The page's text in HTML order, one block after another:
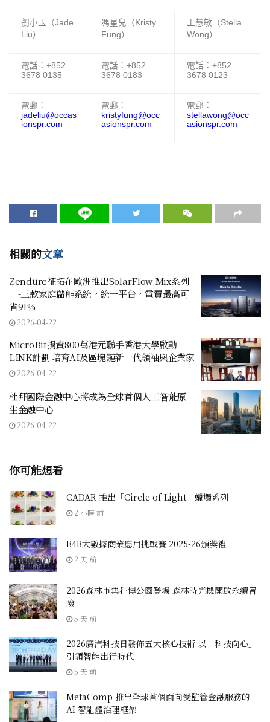
劉小玉（Jade
Liu）
馮星兒（Kristy
Fung）
王慧敏（Stella
Wong）
電話：+852
3678 0135
電話：+852
3678 0183
電話：+852
3678 0123
電郵：
jadeliu@occas
ionspr.com
電郵：
kristyfung@occ
asionspr.com
電郵：
stellawong@occ
asionspr.com
相關的文章
Zendure征拓在歐洲推出SolarFlow Mix系列
—-三款家庭儲能系統，統一平台，電費最高可
省91%
2026-04-22
MicroBit捐資800萬港元聯手香港大學啟動
LINK計劃 培育AI及區塊鏈新一代領袖與企業家
2026-04-22
杜拜國際金融中心將成為全球首個人工智能原
生金融中心
2026-04-22
你可能想看
CADAR 推出「Circle of Light」蠟燭系列
2 小時 前
B4B大數據商業應用挑戰賽 2025-26頒獎禮
2 天 前
2026森林市集花博公園登場 森林時光機開啟永續冒
險
5 天 前
2026廣汽科技日發佈五大核心技術 以「科技向心」
引領智能出行時代
5 天 前
MetaComp 推出全球首個面向受監管金融服務的
AI 智能體治理框架